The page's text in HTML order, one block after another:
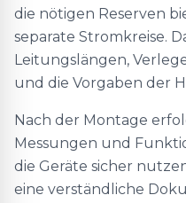
die nötigen Reserven
separate Stromkreise.
Leitungslängen,
und die Vorgaben der
Nach der Montage
Messungen und
die Geräte sicher
eine verständliche